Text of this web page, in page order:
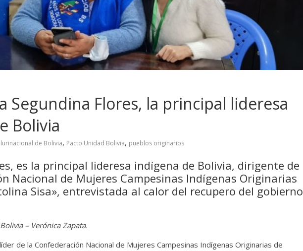
Segundina Flores, la principal lideresa
Bolivia
de Bolivia, Pacto Unidad Bolivia, pueblos originarios
es la principal lideresa indígena de Bolivia, dirigente de
Nacional de Mujeres Campesinas Indígenas Originarias
Sisa», entrevistada al calor del recupero del gobierno
– Verónica Zapata.
de la Confederación Nacional de Mujeres Campesinas Indígenas Originarias de